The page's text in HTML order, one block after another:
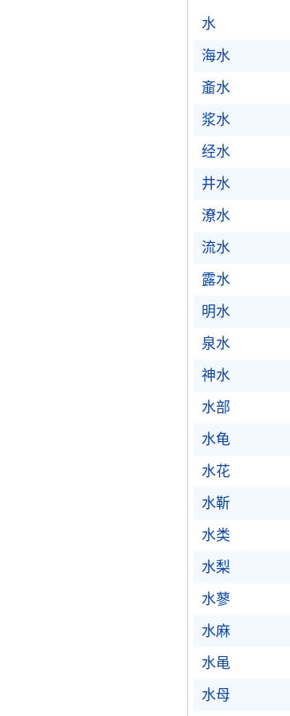
水
海水
齑水
浆水
经水
井水
潦水
流水
露水
明水
泉水
神水
水部
水龟
水花
水靳
水类
水梨
水蓼
水麻
水黾
水母